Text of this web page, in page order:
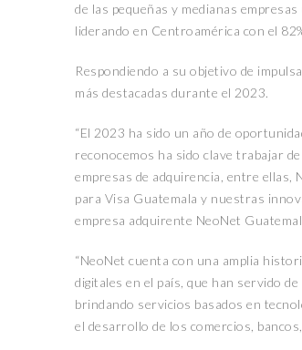
de las pequeñas y medianas
liderando en Centroamérica con el
Respondiendo a su objetivo de
más destacadas durante el 2023.
“El 2023 ha sido un año de
reconocemos ha sido clave trabajar
empresas de adquirencia, entre ellas,
para Visa Guatemala y nuestras
empresa adquirente NeoNet
“NeoNet cuenta con una amplia
digitales en el país, que han servido
brindando servicios basados en
el desarrollo de los comercios,